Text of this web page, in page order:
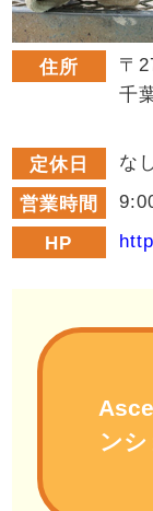
住所
〒
千
定休日
な
営業時間
HP
ン